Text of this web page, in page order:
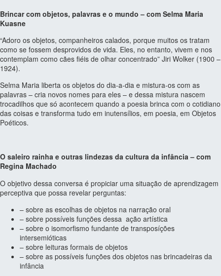
Brincar com objetos, palavras e o mundo – com Selma Maria
Kuasne
“Adoro os objetos, companheiros calados, porque muitos os tratam
como se fossem desprovidos de vida. Eles, no entanto, vivem e nos
contemplam como cães fiéis de olhar concentrado” Jiri Wolker (1900 –
1924).
Selma Maria liberta os objetos do dia-a-dia e mistura-os com as
palavras – cria novos nomes para eles – e dessa mistura nascem
trocadilhos que só acontecem quando a poesia brinca com o cotidiano
das coisas e transforma tudo em inutensílios, em poesia, em Objetos
Poéticos.
O saleiro rainha e outras lindezas da cultura da infância – com
Regina Machado
O objetivo dessa conversa é propiciar uma situação de aprendizagem
perceptiva que possa revelar perguntas:
– sobre as escolhas de objetos na narração oral
– sobre possíveis funções dessa ação artística
– sobre o isomorfismo fundante de transposíções
intersemióticas
– sobre leituras formais de objetos
– sobre as possíveis funções dos objetos nas brincadeiras da
infância